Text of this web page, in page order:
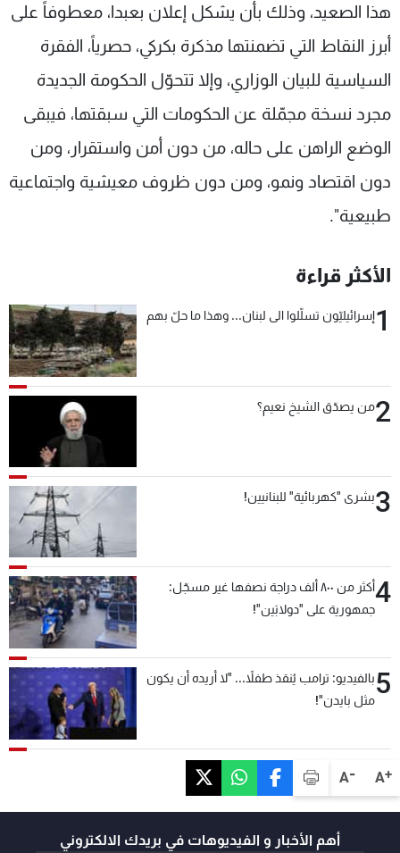
A+
A-
هذا الصعيد، وذلك بأن يشكل إعلان بعبدا، معطوفاً على
أبرز النقاط التي تضمنتها مذكرة بكركي، حصرياً، الفقرة
السياسية للبيان الوزاري، وإلا تتحوّل الحكومة الجديدة
مجرد نسخة مجمّلة عن الحكومات التي سبقتها، فيبقى
الوضع الراهن على حاله، من دون أمن واستقرار، ومن
دون اقتصاد ونمو، ومن دون ظروف معيشية واجتماعية
طبيعية".
الأكثر قراءة
1إسرائيليّون تسلّلوا الى لبنان... وهذا ما حلّ بهم
2من يصدّق الشيخ نعيم؟
3بشرى "كهربائية" للبنانيين!
4
أكثر من ٨٠٠ ألف دراجة نصفها غير مسجّل:
جمهورية على "دولابَين"!
5بالفيديو: ترامب يُنقذ طفلاً... "لا أريده أن يكون
مثل بايدن"!
أهم الأخبار و الفيديوهات في بريدك الالكتروني